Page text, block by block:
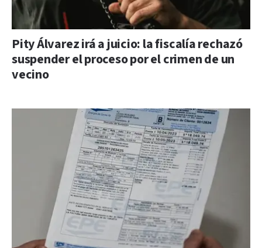
Pity Álvarez irá a juicio: la fiscalía rechazó
suspender el proceso por el crimen de un
vecino